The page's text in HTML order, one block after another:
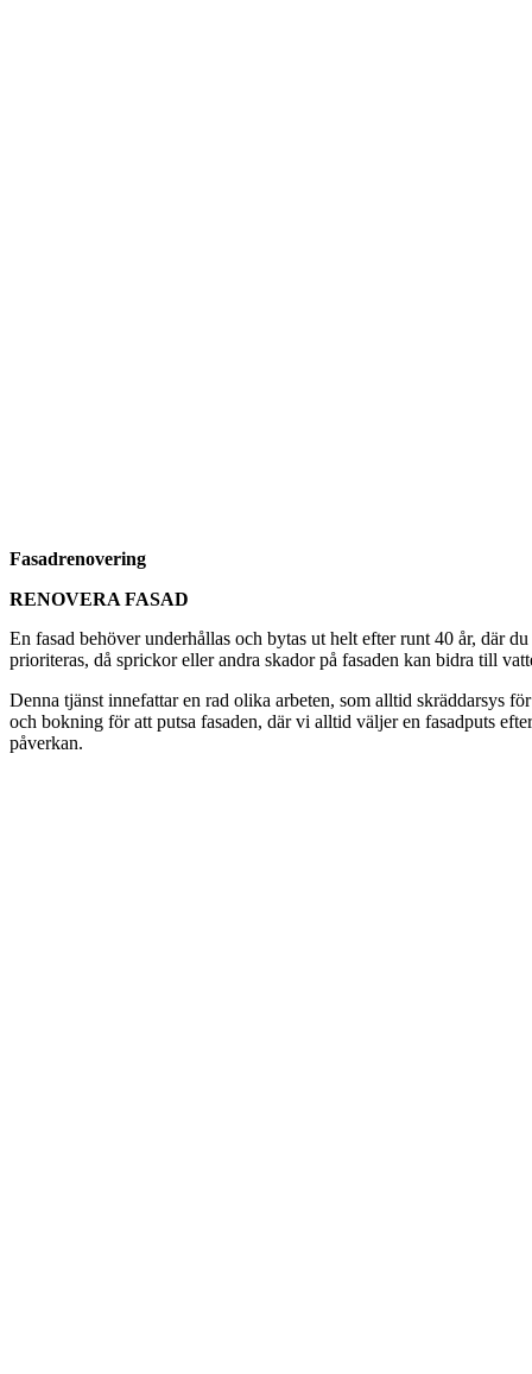
Fasadrenovering
RENOVERA FASAD
En fasad behöver underhållas och bytas ut helt efter runt 40 år, där
prioriteras, då sprickor eller andra skador på fasaden kan bidra till
Denna tjänst innefattar en rad olika arbeten, som alltid skräddarsys
och bokning för att putsa fasaden, där vi alltid väljer en fasadputs
påverkan.